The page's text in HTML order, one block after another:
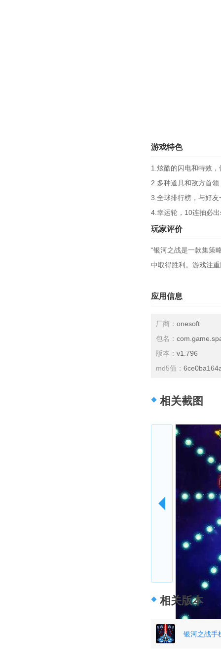
游戏特色
1.炫酷的闪电和特效
2.多种道具和敌方首
3.全球排行榜，与好
4.幸运轮，10连抽必
玩家评价
“银河之战是一款集策
中取得胜利。游戏注
应用信息
厂商： onesoft
包名：
版本： v1.796
md5值：
相关截图
相关版本
银河之战手